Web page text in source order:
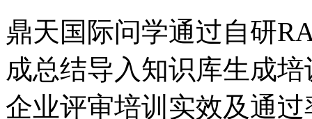
鼎天国际问学通过自研
成总结导入知识库生成培训
企业评审培训实效及通过